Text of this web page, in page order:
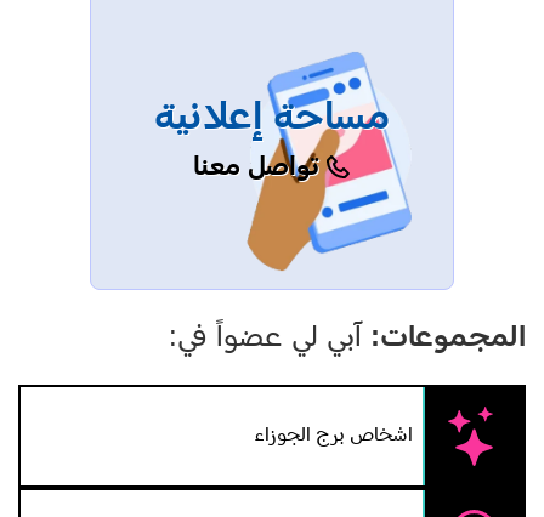
مساحة إعلانية
تواصل معنا
المجموعات: آبي لي عضواً في:
اشخاص برج الجوزاء